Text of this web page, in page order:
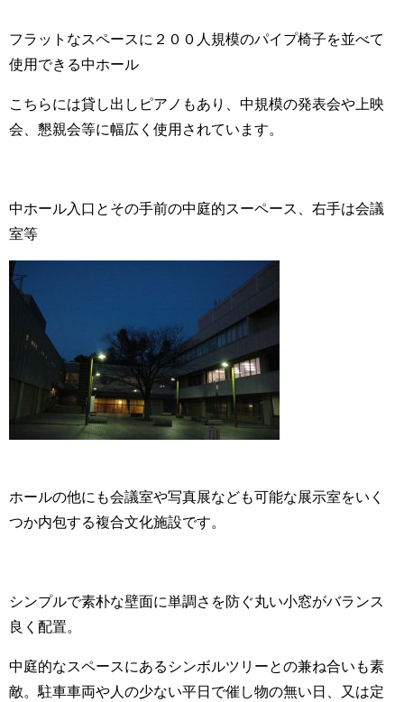
フラットなスペースに２００人規模のパイプ椅子を並べて
使用できる中ホール
こちらには貸し出しピアノもあり、中規模の発表会や上映
会、懇親会等に幅広く使用されています。
中ホール入口とその手前の中庭的スーペース、右手は会議
室等
ホールの他にも会議室や写真展なども可能な展示室をいく
つか内包する複合文化施設です。
シンプルで素朴な壁面に単調さを防ぐ丸い小窓がバランス
良く配置。
中庭的なスペースにあるシンボルツリーとの兼ね合いも素
敵。駐車車両や人の少ない平日で催し物の無い日、又は定